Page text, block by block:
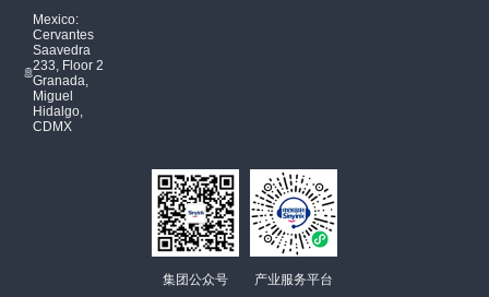
Mexico:
Cervantes
Saavedra
233, Floor 2
Granada,
Miguel
Hidalgo,
CDMX
集团公众号 产业服务平台